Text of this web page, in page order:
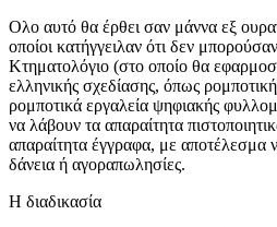
Ολο αυτό θα έρθει σαν μάννα εξ
οποίοι κατήγγειλαν ότι δεν
Κτηματολόγιο (στο οποίο θα
ελληνικής σχεδίασης, όπως
ρομποτικά εργαλεία ψηφιακής
να λάβουν τα απαραίτητα
απαραίτητα έγγραφα, με αποτέλεσμα
δάνεια ή αγοραπωλησίες.
Η διαδικασία